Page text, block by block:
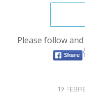
Please follow
19